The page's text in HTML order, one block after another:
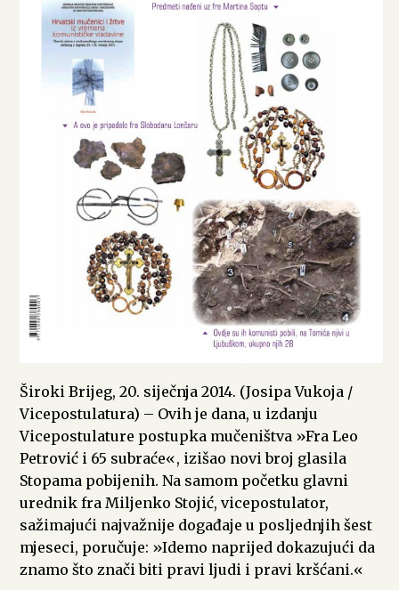
Široki Brijeg, 20. siječnja 2014. (Josipa Vukoja /
Vicepostulatura) – Ovih je dana, u izdanju
Vicepostulature postupka mučeništva »Fra Leo
Petrović i 65 subraće«, izišao novi broj glasila
Stopama pobijenih. Na samom početku glavni
urednik fra Miljenko Stojić, vicepostulator,
sažimajući najvažnije događaje u posljednjih šest
mjeseci, poručuje: »Idemo naprijed dokazujući da
znamo što znači biti pravi ljudi i pravi kršćani.«